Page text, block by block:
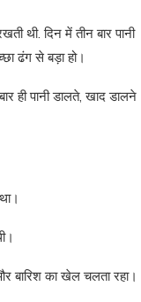
थी. दिन में तीन बार पानी
ढंग से बड़ा हो।
ही पानी डालते, खाद डालने
बारिश का खेल चलता रहा।